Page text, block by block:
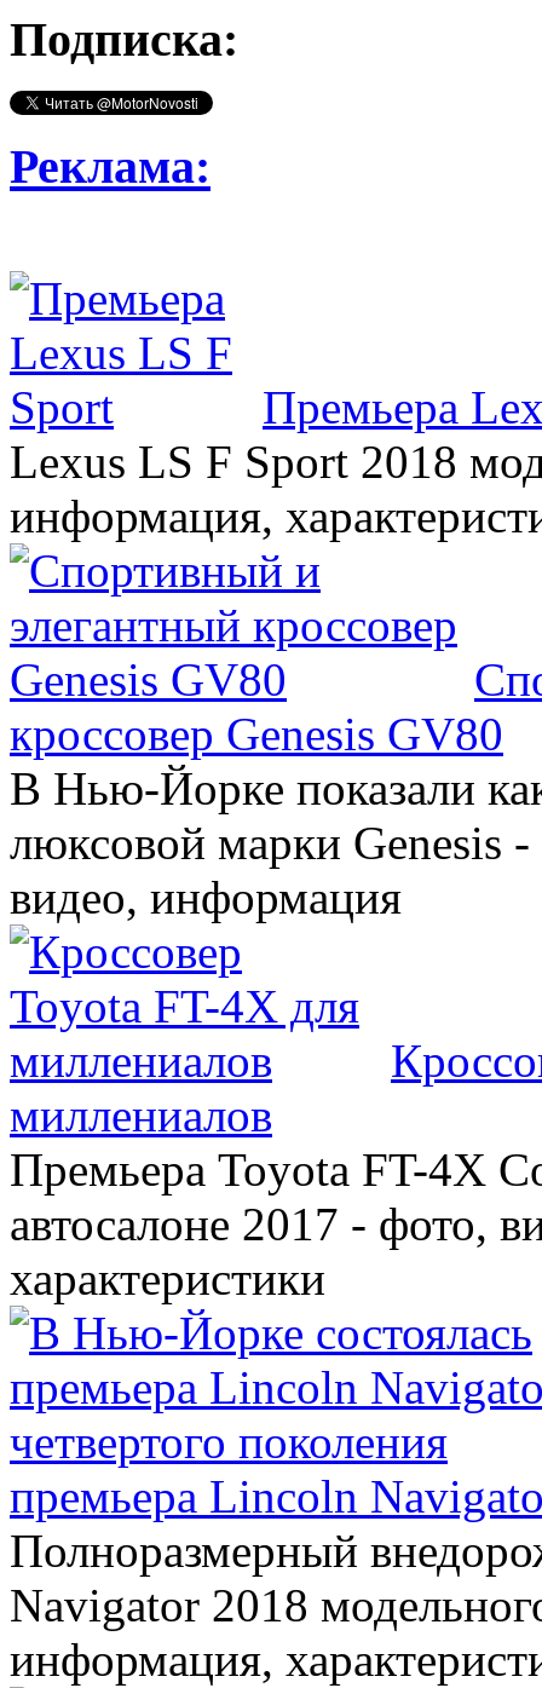
Подписка:
Реклама:
Премьера
Lexus LS F Sport 2018
информация,
кроссовер Genesis GV80
В Нью-Йорке показали
люксовой марки Genesis
видео, информация
миллениалов
Премьера Toyota FT-4X
автосалоне 2017 - фото,
характеристики
премьера Lincoln
Полноразмерный
Navigator 2018
информация,